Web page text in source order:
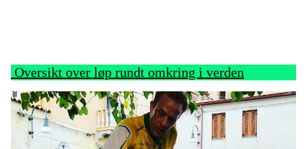
Oversikt over løp rundt omkring i verden